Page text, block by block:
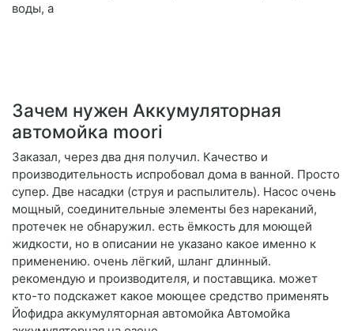
воды, а
Зачем нужен Аккумуляторная
автомойка moori
Заказал, через два дня получил. Качество и
производительность испробовал дома в ванной. Просто
супер. Две насадки (струя и распылитель). Насос очень
мощный, соединительные элементы без нареканий,
протечек не обнаружил. есть ёмкость для моющей
жидкости, но в описании не указано какое именно к
применению. очень лёгкий, шланг длинный.
рекомендую и производителя, и поставщика. может
кто-то подскажет какое моющее средство применять
Йофидра аккумуляторная автомойка Автомойка